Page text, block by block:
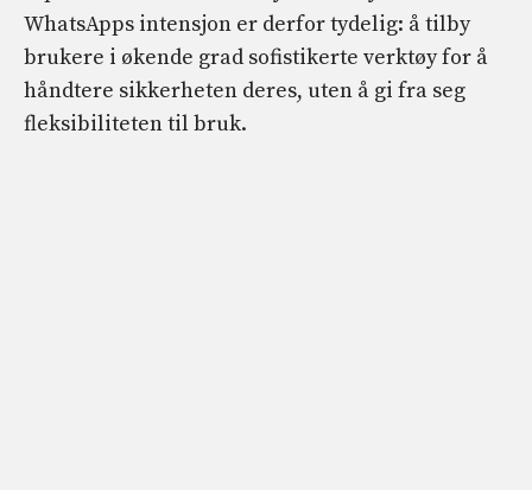
WhatsApps intensjon er derfor tydelig: å tilby
brukere i økende grad sofistikerte verktøy for å
håndtere sikkerheten deres, uten å gi fra seg
fleksibiliteten til bruk.